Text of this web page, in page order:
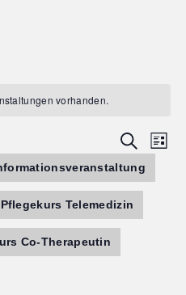
vorhanden.
und
Suche
Liste
Pflegekurs Telemedizin
Co-Therapeutin